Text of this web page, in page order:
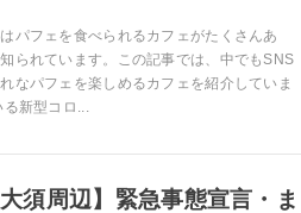
パフェを食べられるカフェがたくさんあ
られています。この記事では、中でもSNS
なパフェを楽しめるカフェを紹介していま
新型コロ...
須周辺】緊急事態宣言・ま